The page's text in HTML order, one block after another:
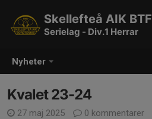
Nyheter
Skellefteå AIK BTF
Serielag - Div.1 Herrar
Kvalet 23-24
27 maj 2025 0 kommentarer